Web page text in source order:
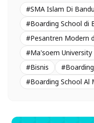
#SMA Islam Di
#Boarding School di
#Pesantren Modern
#Ma'soem University
#Bisnis
#Boarding School Al